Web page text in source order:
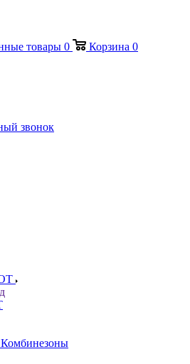
товары 0 Корзина 0
звонок
Комбинезоны